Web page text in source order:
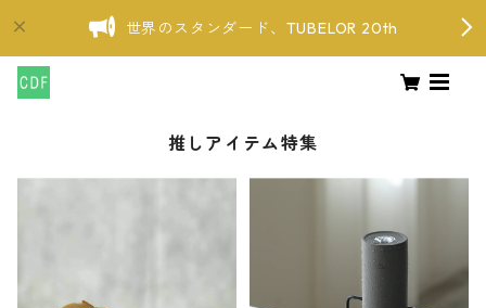
世界のスタンダード、TUBELOR 20th
推しアイテム特集